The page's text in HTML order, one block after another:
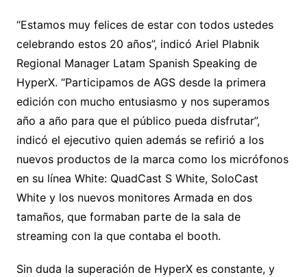
“Estamos muy felices de estar con todos ustedes
celebrando estos 20 años”, indicó Ariel Plabnik
Regional Manager Latam Spanish Speaking de
HyperX. “Participamos de AGS desde la primera
edición con mucho entusiasmo y nos superamos
año a año para que el público pueda disfrutar”,
indicó el ejecutivo quien además se refirió a los
nuevos productos de la marca como los micrófonos
en su línea White: QuadCast S White, SoloCast
White y los nuevos monitores Armada en dos
tamaños, que formaban parte de la sala de
streaming con la que contaba el booth.
Sin duda la superación de HyperX es constante, y